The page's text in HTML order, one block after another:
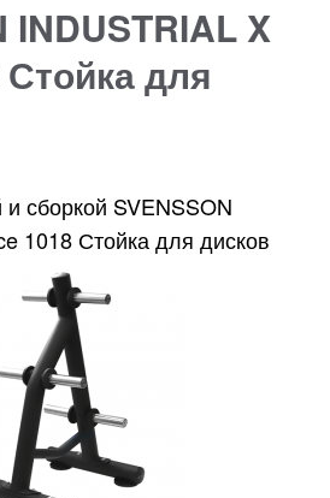
INDUSTRIAL X
для
и сборкой SVENSSON
1018 Стойка для дисков